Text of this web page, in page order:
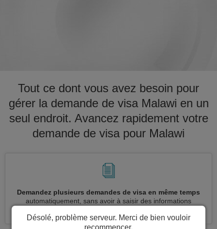
Tout ce dont vous avez besoin pour
gérer la demande de visa Malawi en un
seul endroit. Avancez rapidement votre
demande de visa pour Malawi
Demandez plusieurs demandes de visa en même temps
automatiquement, sans avoir à saisir des informations
Désolé, problème serveur. Merci de bien vouloir
recommencer.